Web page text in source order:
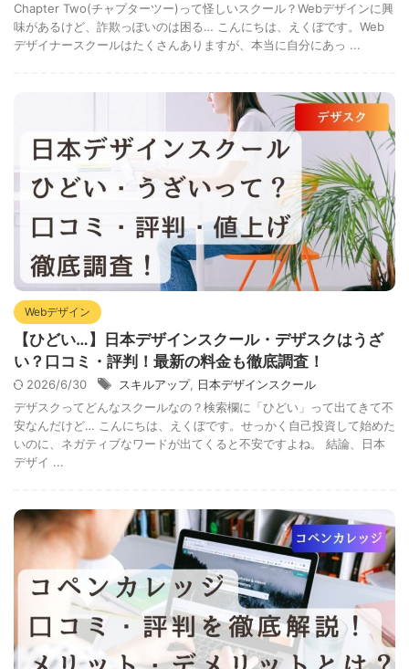
Chapter Two(チャプターツー)って怪しいスクール？Webデザインに興
味があるけど、詐欺っぽいのは困る… こんにちは、えくぼです。Web
デザイナースクールはたくさんありますが、本当に自分にあっ ...
Webデザイン
【ひどい…】日本デザインスクール・デザスクはうざ
い？口コミ・評判！最新の料金も徹底調査！
2026/6/30 スキルアップ, 日本デザインスクール
デザスクってどんなスクールなの？検索欄に「ひどい」って出てきて不
安なんだけど… こんにちは、えくぼです。せっかく自己投資して始めた
いのに、ネガティブなワードが出てくると不安ですよね。 結論、日本
デザイ ...